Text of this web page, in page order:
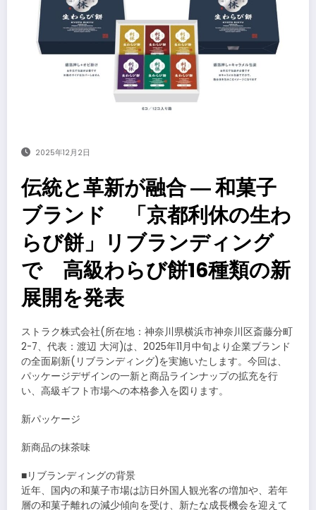
2025年12月2日
伝統と革新が融合 ― 和菓子
ブランド 「京都利休の生わ
らび餅」リブランディング
で 高級わらび餅16種類の新
展開を発表
ストラク株式会社(所在地：神奈川県横浜市神奈川区斎藤分町
2-7、代表：渡辺 大河)は、2025年11月中旬より企業ブランド
の全面刷新(リブランディング)を実施いたします。今回は、
パッケージデザインの一新と商品ラインナップの拡充を行
い、高級ギフト市場への本格参入を図ります。
新パッケージ
新商品の抹茶味
■リブランディングの背景
近年、国内の和菓子市場は訪日外国人観光客の増加や、若年
層の和菓子離れの減少傾向を受け、新たな成長機会を迎えて